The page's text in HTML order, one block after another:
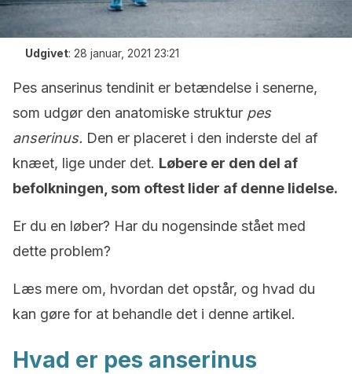
Udgivet: 28 januar, 2021 23:21
Pes anserinus tendinit er betændelse i senerne,
som udgør den anatomiske struktur pes
anserinus. Den er placeret i den inderste del af
knæet, lige under det. Løbere er den del af
befolkningen, som oftest lider af denne lidelse.
Er du en løber? Har du nogensinde stået med
dette problem?
Læs mere om, hvordan det opstår, og hvad du
kan gøre for at behandle det i denne artikel.
Hvad er pes anserinus